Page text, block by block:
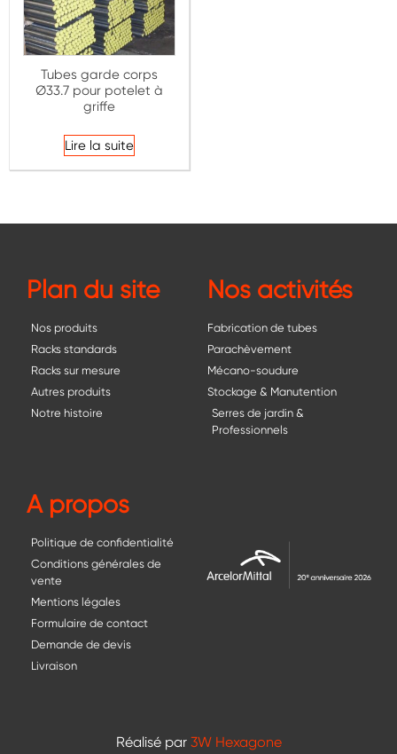
Tubes garde corps
Ø33.7 pour potelet à
griffe
Lire la suite
Plan du site
Nos produits
Racks standards
Racks sur mesure
Autres produits
Notre histoire
Nos activités
Fabrication de tubes
Parachèvement
Mécano-soudure
Stockage & Manutention
Serres de jardin &
Professionnels
A propos
Politique de confidentialité
Conditions générales de
vente
Mentions légales
Formulaire de contact
Demande de devis
Livraison
Réalisé par 3W Hexagone